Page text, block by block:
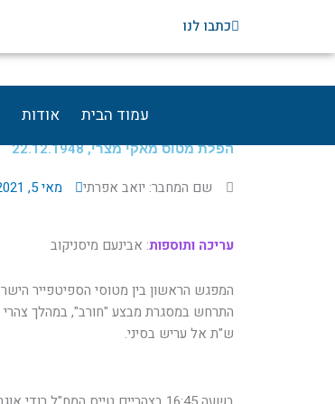
כתבו לנו
עמוד הבית אודות
הפלת מטוס מאקי מצרי, 22.12.1948
שם המחבר: יואב אפרתי מאי 5, 2021
עריכה ותוספות: אבינעם מיסניקוב
ש"ת אל עריש בסיני.